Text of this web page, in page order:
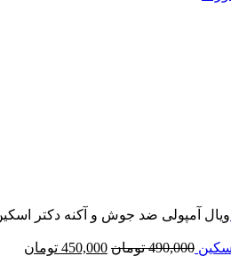
ویال آمپولی ضد جوش و آکنه دکتر
490,000 تومان Original
450,000 تومان